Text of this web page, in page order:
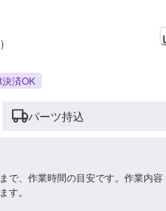
)
決済OK
パーツ持込
で、作業時間の目安です。作業内容
す。